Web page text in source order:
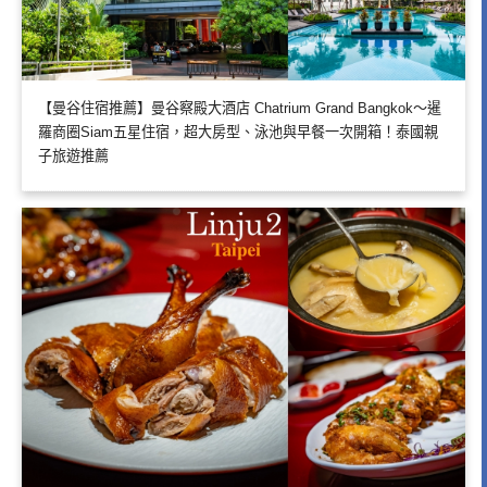
【曼谷住宿推薦】曼谷察殿大酒店 Chatrium Grand Bangkok～暹
羅商圈Siam五星住宿，超大房型、泳池與早餐一次開箱！泰國親
子旅遊推薦